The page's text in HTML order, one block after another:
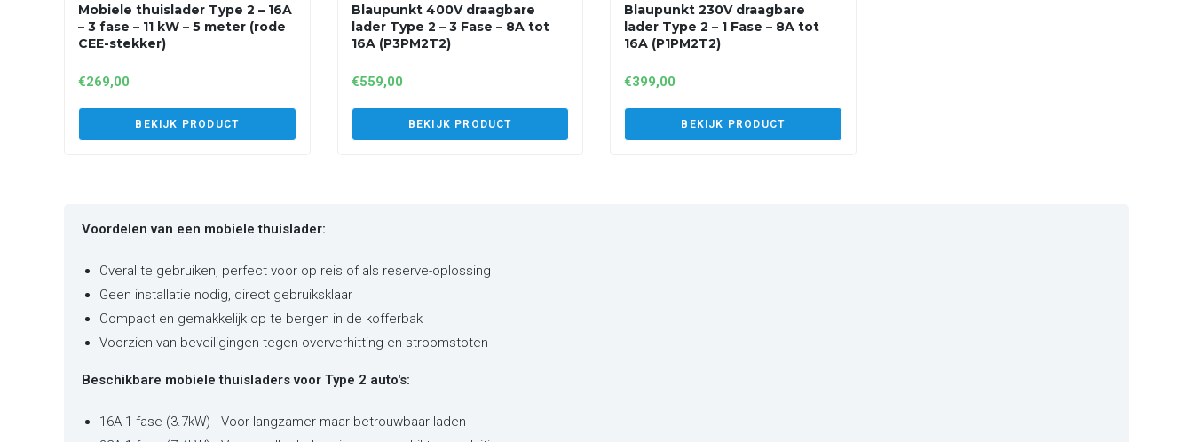
Mobiele thuislader Type 2 – 16A
– 3 fase – 11 kW – 5 meter (rode
CEE-stekker)
€269,00
BEKIJK PRODUCT
Blaupunkt 400V draagbare
lader Type 2 – 3 Fase – 8A tot
16A (P3PM2T2)
€559,00
BEKIJK PRODUCT
Blaupunkt 230V draagbare
lader Type 2 – 1 Fase – 8A tot
16A (P1PM2T2)
€399,00
BEKIJK PRODUCT
Voordelen van een mobiele thuislader:
Overal te gebruiken, perfect voor op reis of als reserve-oplossing
Geen installatie nodig, direct gebruiksklaar
Compact en gemakkelijk op te bergen in de kofferbak
Voorzien van beveiligingen tegen oververhitting en stroomstoten
Beschikbare mobiele thuisladers voor Type 2 auto's:
16A 1-fase (3.7kW) - Voor langzamer maar betrouwbaar laden